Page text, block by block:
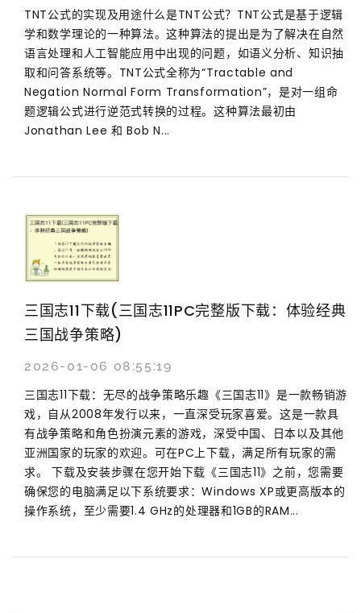
TNT公式的实现及用途什么是TNT公式？TNT公式是基于逻辑
学和数学理论的一种算法。这种算法的提出是为了解决在自然
语言处理和人工智能应用中出现的问题，如语义分析、知识抽
取和问答系统等。TNT公式全称为“Tractable and
Negation Normal Form Transformation”，是对一组命
题逻辑公式进行逆范式转换的过程。这种算法最初由
Jonathan Lee 和 Bob N...
三国志11下载(三国志11PC完整版下载：体验经典
三国战争策略)
2026-01-06 08:55:19
三国志11下载：无尽的战争策略乐趣《三国志11》是一款畅销游
戏，自从2008年发行以来，一直深受玩家喜爱。这是一款具
有战争策略和角色扮演元素的游戏，深受中国、日本以及其他
亚洲国家的玩家的欢迎。可在PC上下载，满足所有玩家的需
求。 下载及安装步骤在您开始下载《三国志11》之前，您需要
确保您的电脑满足以下系统要求：Windows XP或更高版本的
操作系统，至少需要1.4 GHz的处理器和1GB的RAM...